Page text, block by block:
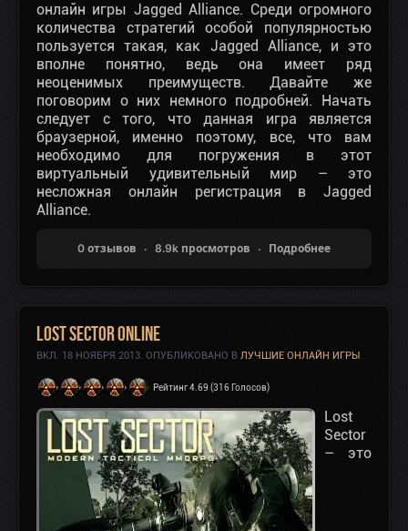
онлайн игры Jagged Alliance. Среди огромного
количества стратегий особой популярностью
пользуется такая, как Jagged Alliance, и это
вполне понятно, ведь она имеет ряд
неоценимых преимуществ. Давайте же
поговорим о них немного подробней. Начать
следует с того, что данная игра является
браузерной, именно поэтому, все, что вам
необходимо для погружения в этот
виртуальный удивительный мир – это
несложная онлайн регистрация в Jagged
Alliance.
0 отзывов 8.9k просмотров Подробнее
Lost Sector Online
ВКЛ. 18 НОЯБРЯ 2013. ОПУБЛИКОВАНО В ЛУЧШИЕ ОНЛАЙН ИГРЫ
Рейтинг 4.69 (316 Голосов)
Lost
Sector
– это